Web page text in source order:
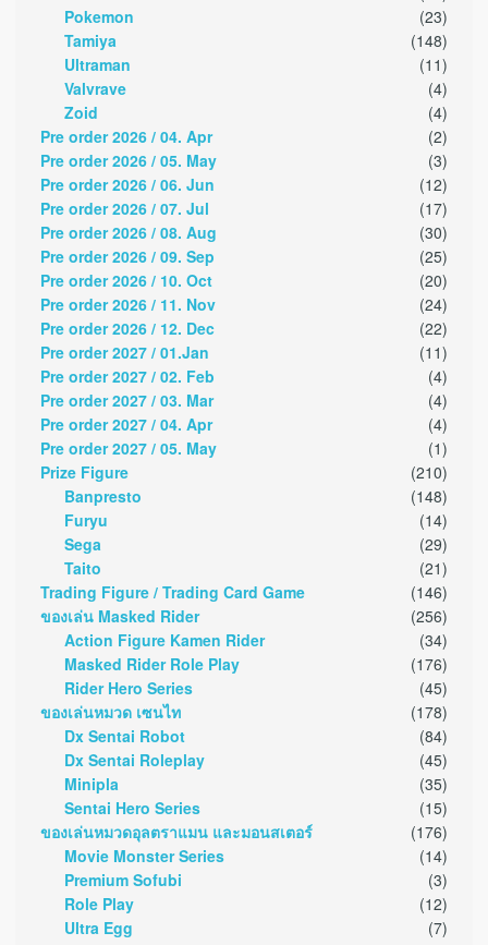
Pokemon
(23)
Tamiya
(148)
Ultraman
(11)
Valvrave
(4)
Zoid
(4)
Pre order 2026 / 04. Apr
(2)
Pre order 2026 / 05. May
(3)
Pre order 2026 / 06. Jun
(12)
Pre order 2026 / 07. Jul
(17)
Pre order 2026 / 08. Aug
(30)
Pre order 2026 / 09. Sep
(25)
Pre order 2026 / 10. Oct
(20)
Pre order 2026 / 11. Nov
(24)
Pre order 2026 / 12. Dec
(22)
Pre order 2027 / 01.Jan
(11)
Pre order 2027 / 02. Feb
(4)
Pre order 2027 / 03. Mar
(4)
Pre order 2027 / 04. Apr
(4)
Pre order 2027 / 05. May
(1)
Prize Figure
(210)
Banpresto
(148)
Furyu
(14)
Sega
(29)
Taito
(21)
Trading Figure / Trading Card Game
(146)
ของเล่น Masked Rider
(256)
Action Figure Kamen Rider
(34)
Masked Rider Role Play
(176)
Rider Hero Series
(45)
ของเล่นหมวด เซนไท
(178)
Dx Sentai Robot
(84)
Dx Sentai Roleplay
(45)
Minipla
(35)
Sentai Hero Series
(15)
ของเล่นหมวดอุลตราแมน และมอนสเตอร์
(176)
Movie Monster Series
(14)
Premium Sofubi
(3)
Role Play
(12)
Ultra Egg
(7)